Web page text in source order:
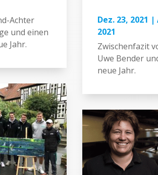
Achter
und einen
Jahr.
Dez. 23, 2021 |
2021
Zwischenfazit
Uwe Bender
neue Jahr.